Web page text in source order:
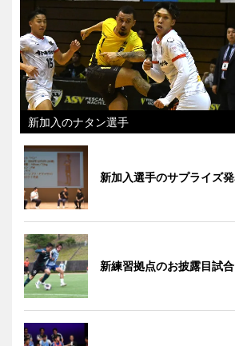
新加入のナタン選手
新加入選手のサプライズ
新練習拠点のお披露目試合